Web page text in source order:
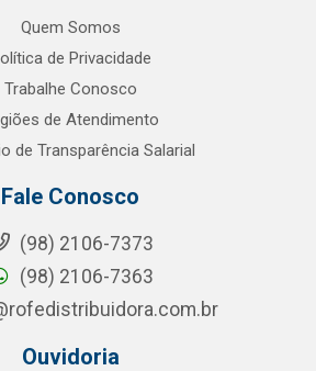
Quem Somos
de Privacidade
Trabalhe Conosco
de Atendimento
de Transparência Salarial
Fale Conosco
(98) 2106-7373
(98) 2106-7363
Ouvidoria